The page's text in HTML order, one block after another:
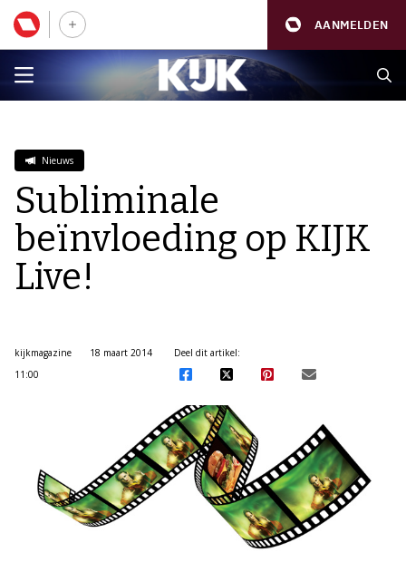
AANMELDEN
Nieuws
Subliminale
beïnvloeding op KIJK
Live!
kijkmagazine
18 maart 2014
11:00
Deel dit artikel: